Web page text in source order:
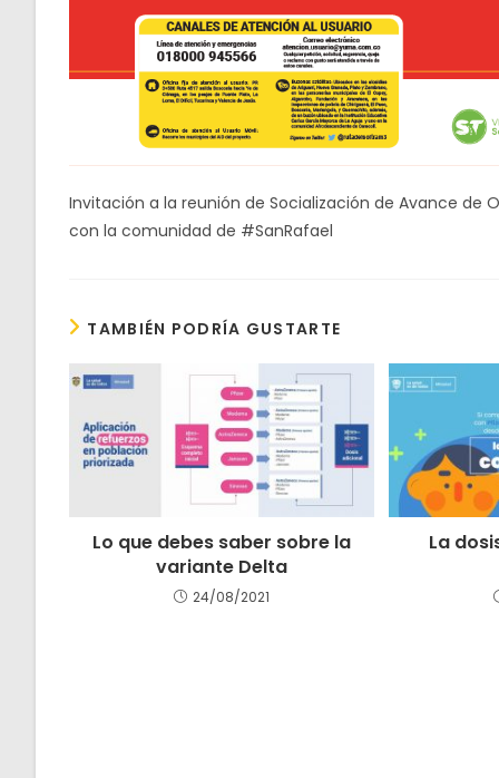
Invitación a la reunión de Socialización de Avance de
con la comunidad de #SanRafael
TAMBIÉN PODRÍA GUSTARTE
Lo que debes saber sobre la
variante Delta
24/08/2021
La